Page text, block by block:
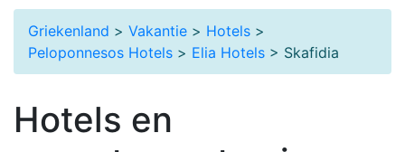
Griekenland > Vakantie > Hotels >
Peloponnesos Hotels > Elia Hotels > Skafidia
Hotels en